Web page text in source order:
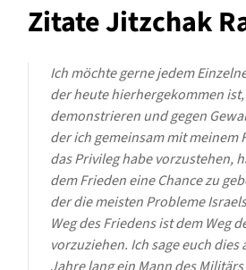
Zitate Jitzchak
Ich möchte gerne jedem
der heute hierhergekommen
demonstrieren und gegen
der ich gemeinsam mit meinem
das Privileg habe vorzustehen,
dem Frieden eine Chance zu
der die meisten Probleme
Weg des Friedens ist dem Weg
vorzuziehen. Ich sage euch dies